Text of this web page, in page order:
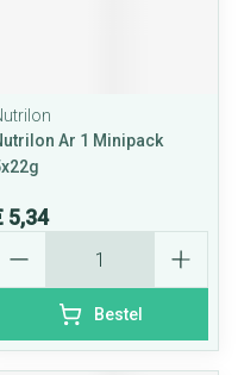
Ar 1 Minipack
5,34
Bestel